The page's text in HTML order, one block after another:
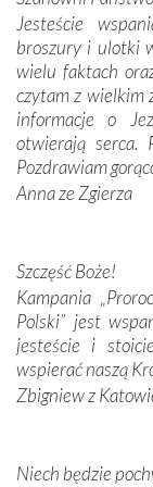
Podążyliśmy
dos Santos
Modliliśmy się
Krzyżową w
domy, w których
W miejscu
Podczas tej
zwyczaje.
oddalone, w
Sprawiła to
kulturowa
Jesteście
broszury i ulotki
wielu faktach
czytam z wielkim
informacje o
otwierają serca.
Pozdrawiam
Anna ze Zgierza
Szczęść Boże!
Kampania
Polski” jest
jesteście i
wspierać naszą
Zbigniew z
Niech będzie